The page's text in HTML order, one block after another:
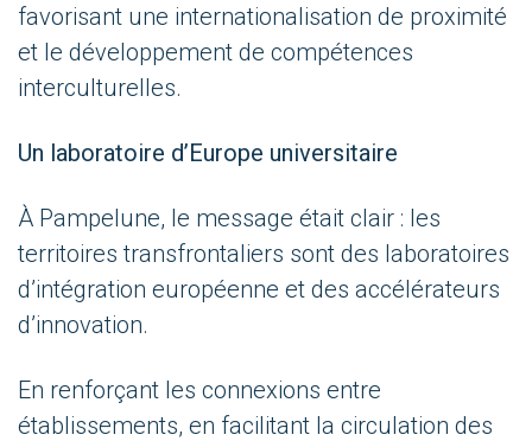
favorisant une internationalisation de proximité
et le développement de compétences
interculturelles.
Un laboratoire d’Europe universitaire
À Pampelune, le message était clair : les
territoires transfrontaliers sont des laboratoires
d’intégration européenne et des accélérateurs
d’innovation.
En renforçant les connexions entre
établissements, en facilitant la circulation des